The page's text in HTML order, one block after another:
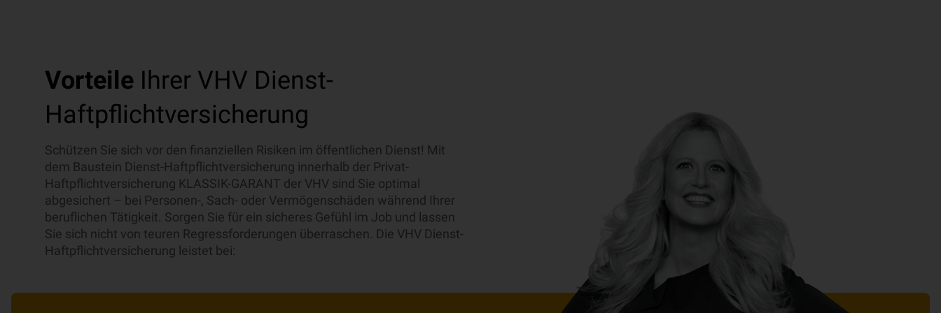
Vorteile Ihrer VHV Dienst-
Haftpflichtversicherung
Schützen Sie sich vor den finanziellen Risiken im öffentlichen Dienst! Mit
dem Baustein Dienst-Haftpflichtversicherung innerhalb der Privat-
Haftpflichtversicherung KLASSIK-GARANT der VHV sind Sie optimal
abgesichert – bei Personen-, Sach- oder Vermögenschäden während Ihrer
beruflichen Tätigkeit. Sorgen Sie für ein sicheres Gefühl im Job und lassen
Sie sich nicht von teuren Regressforderungen überraschen. Die VHV Dienst-
Haftpflichtversicherung leistet bei: